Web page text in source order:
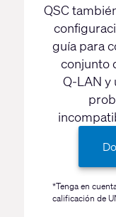
QSC
guía para
conjunto
Q-LAN y
*Tenga en
calificación de